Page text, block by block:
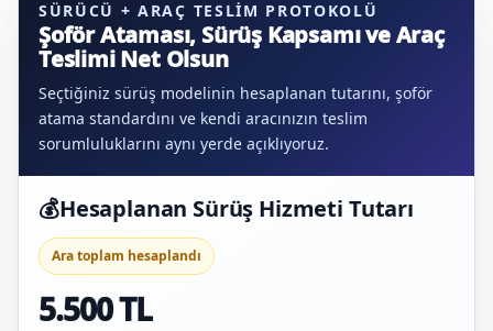
SÜRÜCÜ + ARAÇ TESLIM PROTOKOLÜ
Şoför Ataması, Sürüş Kapsamı ve Araç
Teslimi Net Olsun
Seçtiğiniz sürüş modelinin hesaplanan tutarını, şoför
atama standardını ve kendi aracınızın teslim
sorumluluklarını aynı yerde açıklıyoruz.
💰Hesaplanan Sürüş Hizmeti Tutarı
Ara toplam hesaplandı
5.500 TL